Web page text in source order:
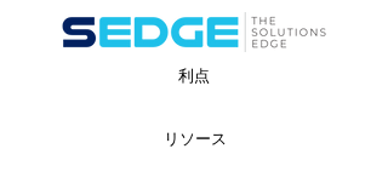
利点
リソース